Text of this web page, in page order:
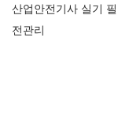
산업안전기사 실기
전관리